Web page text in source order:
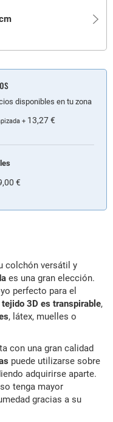
disponibles en tu zona
+ 13,27 €
€
colchón versátil y
es una gran elección.
perfecto para el
tejido 3D es transpirable,
, látex, muelles o
con una gran calidad
puede utilizarse sobre
adquirirse aparte.
tenga mayor
gracias a su